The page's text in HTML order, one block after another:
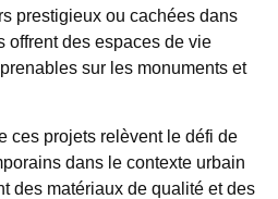
prestigieux ou cachées dans
offrent des espaces de vie
sur les monuments et
ces projets relèvent le défi de
dans le contexte urbain
des matériaux de qualité et des